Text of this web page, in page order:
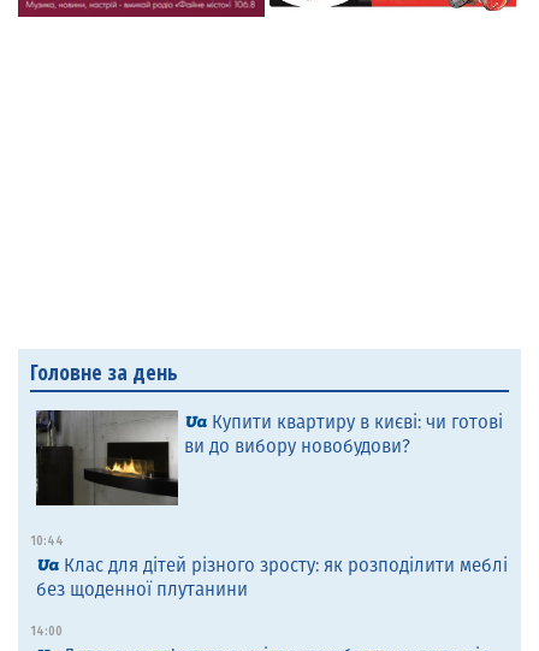
Головне за день
Купити квартиру в києві: чи готові
ви до вибору новобудови?
10:44
Клас для дітей різного зросту: як розподілити меблі
без щоденної плутанини
14:00